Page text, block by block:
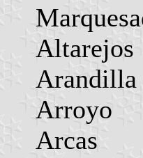
Altarejos
Arandilla
Arroyo
Arcas